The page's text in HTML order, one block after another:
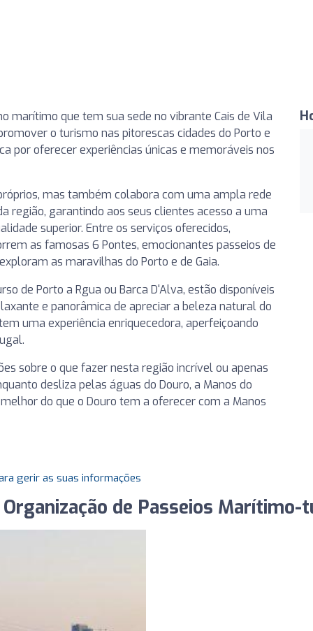
marítimo que tem sua sede no vibrante Cais de Vila
o turismo nas pitorescas cidades do Porto e
por oferecer experiências únicas e memoráveis nos
mas também colabora com uma ampla rede
região, garantindo aos seus clientes acesso a uma
superior. Entre os serviços oferecidos,
as famosas 6 Pontes, emocionantes passeios de
as maravilhas do Porto e de Gaia.
de Porto a Rgua ou Barca D'Alva, estão disponíveis
e panorâmica de apreciar a beleza natural do
uma experiência enriquecedora, aperfeiçoando
sobre o que fazer nesta região incrível ou apenas
desliza pelas águas do Douro, a Manos do
do que o Douro tem a oferecer com a Manos
gerir as suas informações
de Passeios Marítimo-